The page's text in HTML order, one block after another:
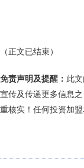
（正文已结束）
免责声明及提醒： 此
宣传及传递更多信息
重核实！任何投资加